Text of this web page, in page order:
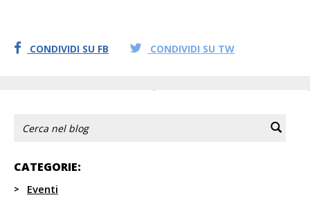
CONDIVIDI SU FB CONDIVIDI SU TW
CATEGORIE:
Eventi